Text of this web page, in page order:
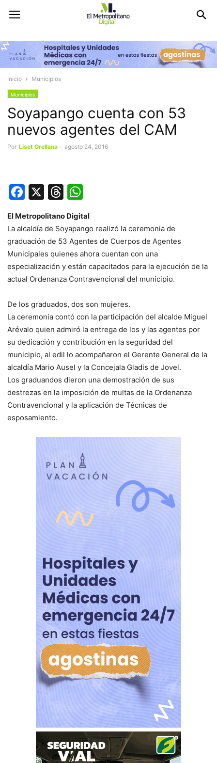
Inicio Municipios
Municipios
Soyapango cuenta con 53
nuevos agentes del CAM
Por Liset Orellana - agosto 24, 2016
Facebook
X Threads
El Metropolitano Digital
La alcaldía de Soyapango realizó la ceremonia de
graduación de 53 Agentes de Cuerpos de Agentes
Municipales quienes ahora cuentan con una
especialización y están capacitados para la ejecución de la
actual Ordenanza Contravencional del municipio.
De los graduados, dos son mujeres.
La ceremonia contó con la participación del alcalde Miguel
Arévalo quien admiró la entrega de los y las agentes por
su dedicación y contribución en la seguridad del
municipio, al edil lo acompañaron el Gerente General de la
alcaldía Mario Ausel y la Concejala Gladis de Jovel.
Los graduandos dieron una demostración de sus
destrezas en la imposición de multas de la Ordenanza
Contravencional y la aplicación de Técnicas de
esposamiento.